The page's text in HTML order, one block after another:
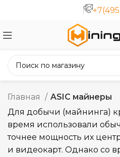
Главная
ASIC майнеры
Для добычи (майнинга)
время использовали
точнее мощность их
и видеокарт. Однако со